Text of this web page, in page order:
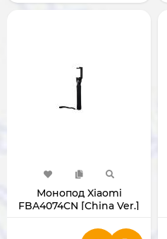
Монопод Xiaomi
FBA4074CN [China Ver.]